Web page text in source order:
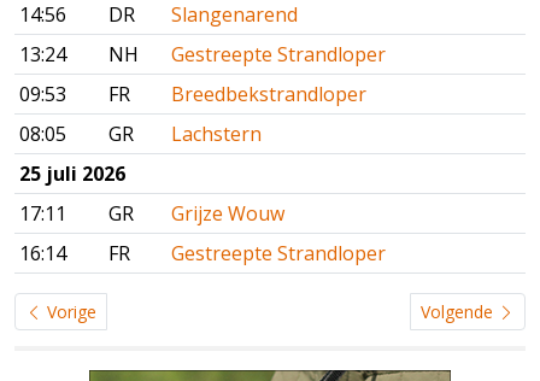
14:56
DR
Slangenarend
13:24
NH
Gestreepte Strandloper
09:53
FR
Breedbekstrandloper
08:05
GR
Lachstern
25 juli 2026
17:11
GR
Grijze Wouw
16:14
FR Gestreepte Strandloper
Vorige Volgende